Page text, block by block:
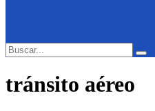
Search
for:
tránsito aéreo